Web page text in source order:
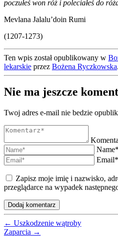
poczułeś won róż i poleciałeś do
Mevlana Jalalu’doin Rumi
(1207-1273)
Ten wpis został opublikowany w
lekarskie przez Bożena Ryczkowska
Nie ma jeszcze
Twoj adres e-mail nie bedzie
Name*
Email*
Zapisz moje imię i nazwisko,
przeglądarce na wypadek
← Uszkodzenie wątroby
Zaparcia →